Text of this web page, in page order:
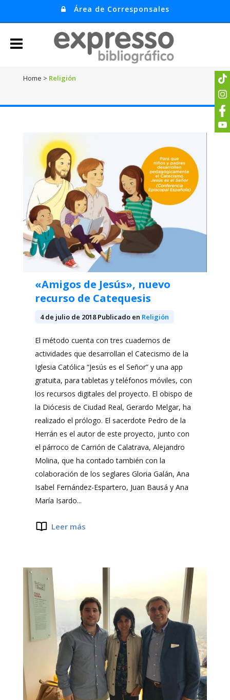
Área de Corresponsales
Home > Religión
«Amigos de Jesús», nuevo
recurso de Catequesis
4 de julio de 2018Publicado en Religión
El método cuenta con tres cuadernos de
actividades que desarrollan el Catecismo de la
Iglesia Católica “Jesús es el Señor” y una app
gratuita, para tabletas y teléfonos móviles, con
los recursos digitales del proyecto. El obispo de
la Diócesis de Ciudad Real, Gerardo Melgar, ha
realizado el prólogo. El sacerdote Pedro de la
Herrán es el autor de este proyecto, junto con
el párroco de Carrión de Calatrava, Alejandro
Molina, que ha contado también con la
colaboración de los seglares Gloria Galán, Ana
Isabel Fernández-Espartero, Juan Bausá y Ana
María Isardo...
Leer más